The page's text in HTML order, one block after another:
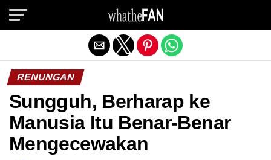
RENUNGAN
Sungguh, Berharap ke
Manusia Itu Benar-Benar
Mengecewakan
Exit mobile version